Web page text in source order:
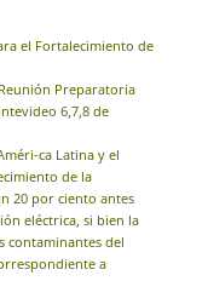
el Fortalecimiento de
Preparatoria
6,7,8 de
ca Latina y el
de la
20 por ciento antes
eléctrica, si bien la
contaminantes del
a